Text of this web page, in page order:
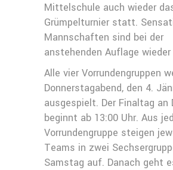
Mittelschule auch wieder
Grümpelturnier statt.
Mannschaften sind bei der
anstehenden Auflage
Alle vier Vorrundengruppen
Donnerstagabend, den 4.
ausgespielt. Der Finaltag an
beginnt ab 13:00 Uhr. Aus
Vorrundengruppe steigen
Teams in zwei
Samstag auf. Danach geht